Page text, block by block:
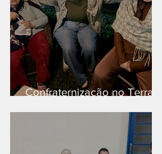
Confraternização no Terra